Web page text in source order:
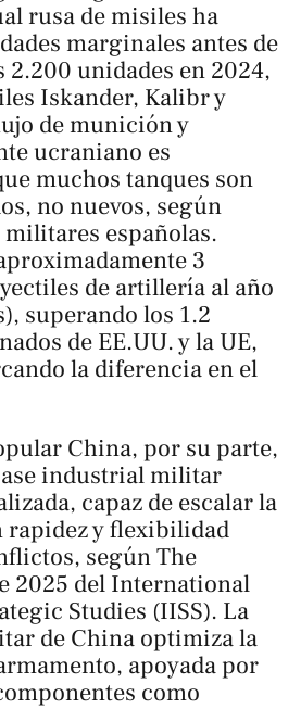
rusa de misiles ha
marginales antes de
2.200 unidades en 2024,
Iskander, Kalibr y
de munición y
ucraniano es
muchos tanques son
no nuevos, según
españolas.
3
de artillería al año
superando los 1.2
de EE.UU. y la UE,
la diferencia en el
China, por su parte,
industrial militar
capaz de escalar la
rapidez y flexibilidad
según The
2025 del International
Studies (IISS). La
de China optimiza la
apoyada por
como